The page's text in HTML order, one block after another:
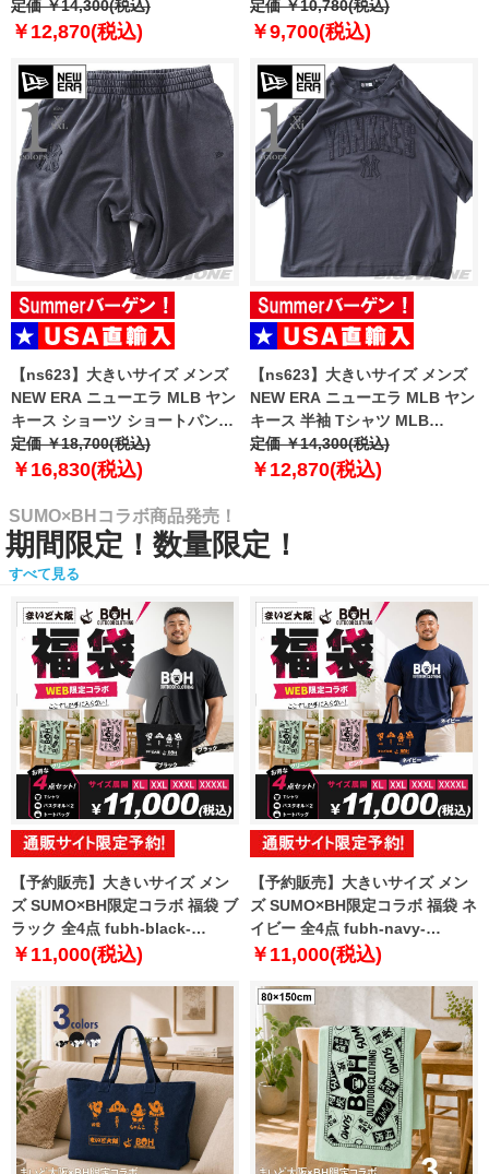
ツ ハーフパンツ NBA CHICAGO
BULLS BLACK SHORTS USA直
定価 ￥14,300(税込)
￥12,870(税込)
CHICAGO BULLS NBA BLACK
OVERSIZED T-SHIRT USA直輸
定価 ￥10,780(税込)
￥9,700(税込)
【ns623】大きいサイズ メンズ
NEW ERA ニューエラ MLB ヤン
キース ショーツ ショートパンツ
ハーフパンツ MLB WASHED
NEW YORK YANKEES T-SHIRT
定価 ￥18,700(税込)
￥16,830(税込)
【ns623】大きいサイズ メンズ
NEW ERA ニューエラ MLB ヤン
キース 半袖 Tシャツ MLB
WASHED NEW YORK YANKEES
T-SHIRT USA直輸入 60771645
定価 ￥14,300(税込)
￥12,870(税込)
SUMO×BHコラボ商品発売！
期間限定！数量限定！
すべて見る
【予約販売】大きいサイズ メン
ズ SUMO×BH限定コラボ 福袋 ブ
ラック 全4点 fubh-black-
sumo999-b【10月下旬発送予
￥11,000(税込)
【予約販売】大きいサイズ メン
ズ SUMO×BH限定コラボ 福袋 ネ
イビー 全4点 fubh-navy-
sumo999-b【10月下旬発送予
￥11,000(税込)